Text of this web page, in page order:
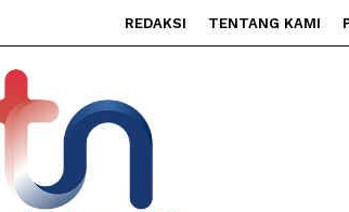
REDAKSI TENTANG KAMI